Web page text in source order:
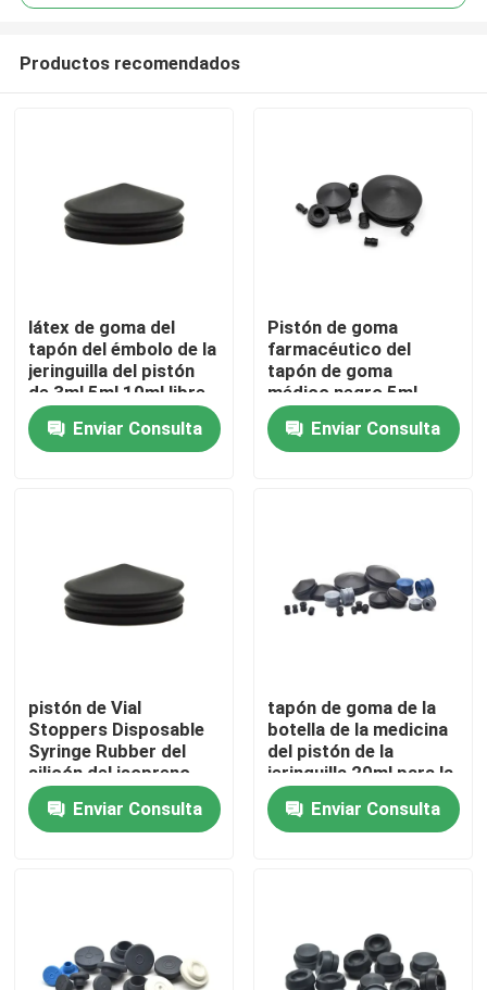
Inicio
Productos
Visita a la fábrica
Control de Calidad
Contacto
Solicitar una cotización
Émbolo de goma de la jeringuilla
Productos recomendados
látex de goma del
tapón del émbolo de la
jeringuilla del pistón
de 3ml 5ml 10ml libre
Enviar Consulta
Pistón de goma
farmacéutico del
tapón de goma
médico negro 5ml
Enviar Consulta
pistón de Vial
Stoppers Disposable
Syringe Rubber del
silicón del isopreno
5ml
Enviar Consulta
tapón de goma de la
botella de la medicina
del pistón de la
jeringuilla 20ml para la
jeringuilla
Enviar Consulta